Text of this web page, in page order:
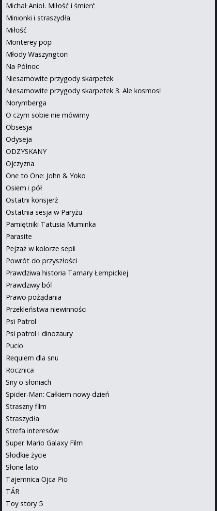
Michał Anioł. Miłość i śmierć
Minionki i straszydła
Miłość
Monterey pop
Młody Waszyngton
Na Północ
Niesamowite przygody skarpetek
Niesamowite przygody skarpetek 3. Ale kosmos!
Norymberga
O czym sobie nie mówimy
Obsesja
Odyseja
ODZYSKANY
Ojczyzna
One to One: John & Yoko
Osiem i pół
Ostatni konsjerż
Ostatnia sesja w Paryżu
Pamiętniki Tatusia Muminka
Parasite
Pejzaż w kolorze sepii
Powrót do przyszłości
Prawdziwa historia Tamary Łempickiej
Prawdziwy ból
Prawo pożądania
Przekleństwa niewinności
Psi Patrol
Psi patrol i dinozaury
Pucio
Requiem dla snu
Rocznica
Sny o słoniach
Spider-Man: Całkiem nowy dzień
Straszny film
Straszydła
Strefa interesów
Super Mario Galaxy Film
Słodkie życie
Słone lato
Tajemnica Ojca Pio
TÁR
Toy story 5